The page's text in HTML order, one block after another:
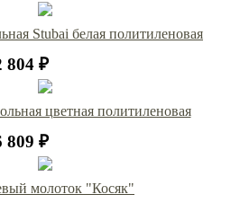
Stubai белая политиленовая
804 ₽
цветная политиленовая
809 ₽
молоток "Косяк"